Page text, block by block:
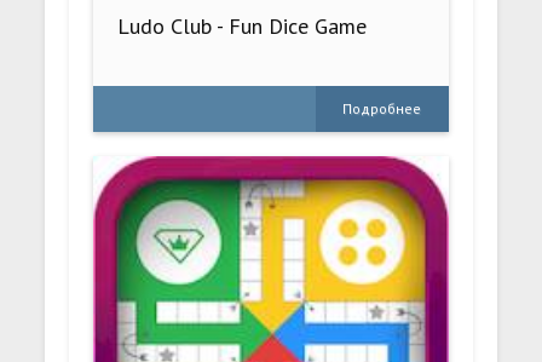
Ludo Club - Fun Dice Game
Подробнее